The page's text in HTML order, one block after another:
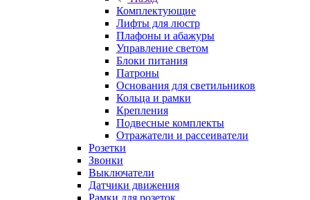
Комплектующие
Лифты для люстр
Плафоны и абажуры
Управление светом
Блоки питания
Патроны
Основания для светильников
Кольца и рамки
Крепления
Подвесные комплекты
Отражатели и рассеиватели
Розетки
Звонки
Выключатели
Датчики движения
Рамки для розеток